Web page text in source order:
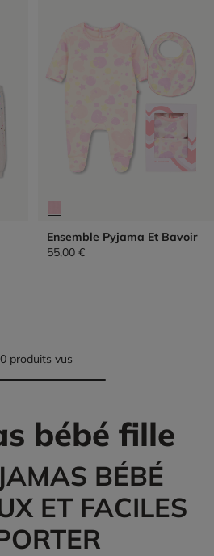
Ensemble Pyjama Et Bavoir
55,00 €
produits vus
bébé fille
BÉBÉ
ET FACILES